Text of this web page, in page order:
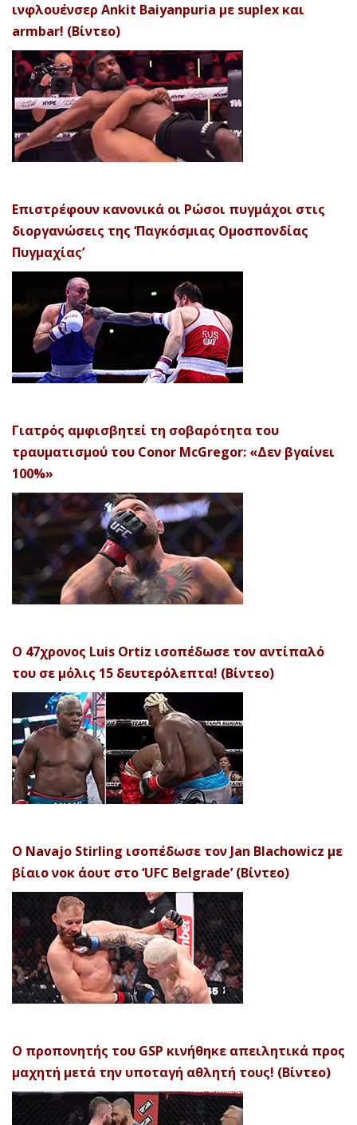
ινφλουένσερ Ankit Baiyanpuria με suplex και
armbar! (Βίντεο)
Επιστρέφουν κανονικά οι Ρώσοι πυγμάχοι στις
διοργανώσεις της ‘Παγκόσμιας Ομοσπονδίας
Πυγμαχίας’
Γιατρός αμφισβητεί τη σοβαρότητα του
τραυματισμού του Conor McGregor: «Δεν βγαίνει
100%»
Ο 47χρονος Luis Ortiz ισοπέδωσε τον αντίπαλό
του σε μόλις 15 δευτερόλεπτα! (Βίντεο)
Ο Navajo Stirling ισοπέδωσε τον Jan Blachowicz με
βίαιο νοκ άουτ στο ‘UFC Belgrade’ (Βίντεο)
Ο προπονητής του GSP κινήθηκε απειλητικά προς
μαχητή μετά την υποταγή αθλητή τους! (Βίντεο)